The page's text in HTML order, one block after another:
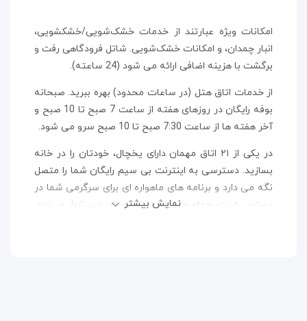
امکانات ویژه عبارتند از خدمات خشک‌شویی/خشکشویی،
انبار چمدان، و امکانات خشک‌شویی. شاتل فرودگاهی رفت و
برگشت با هزینه اضافی ارائه می شود (24 ساعته).
از خدمات اتاق هتل (در ساعات محدود) بهره ببرید. صبحانه
بوفه رایگان در روزهای هفته از ساعت 7 صبح تا 10 صبح و
آخر هفته ها از ساعت 7:30 صبح تا 10 صبح سرو می شود.
در یکی از ۲۱ اتاق مهمان دارای یخچال، خودتان را در خانه
بسازید. دسترسی به اینترنت بی سیم رایگان شما را متصل
نگه می دارد و برنامه های ماهواره ای برای سرگرمی شما در
دسترس است. حمام ها دارای وان یا دوش و سشوار هستند.
نمایش بیشتر